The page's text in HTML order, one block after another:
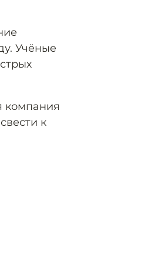
Учёные
компания
к